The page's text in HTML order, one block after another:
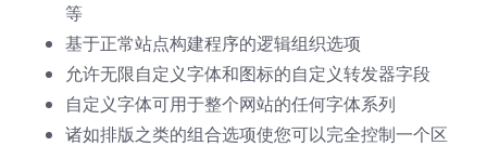
等
基于正常站点构建程序的逻辑组织选项
允许无限自定义字体和图标的自定义转发器字段
自定义字体可用于整个网站的任何字体系列
诸如排版之类的组合选项使您可以完全控制一个区